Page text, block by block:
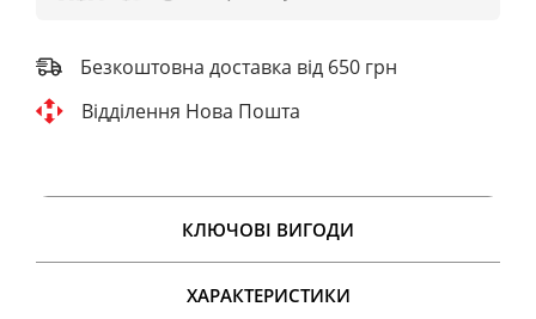
Безкоштовна доставка від 650 грн
Відділення Нова Пошта
КЛЮЧОВІ ВИГОДИ
ХАРАКТЕРИСТИКИ